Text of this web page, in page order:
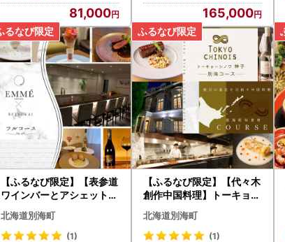
81,000 165,000
【ふるなび限定】【表参道
ワインバーとアシェットデ
セール】EMME「別海町ス
ペシャルディナーコース」
お食事券1名様 北海道
北海道別海町
(1)
【ふるなび限定】【代々木
創作中国料理】トーキョー
シノワ 神子 新発想・新感
覚の体験「別海町Bコース
」食事券2名様 北海道
北海道別海町
(1)